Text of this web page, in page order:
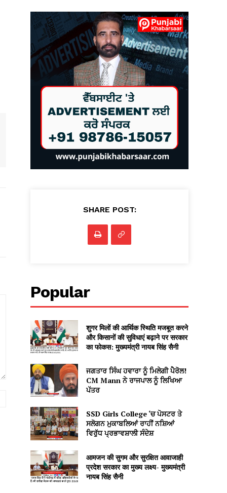
Website:
SHARE POST:
Popular
शुगर मिलों की आर्थिक स्थिति मजबूत करने
और किसानों की सुविधाएं बढ़ाने पर सरकार
का फोकस: मुख्यमंत्री नायब सिंह सैनी
ਜਗਤਾਰ ਸਿੰਘ ਹਵਾਰਾ ਨੂੰ ਮਿਲੇਗੀ ਪੈਰੋਲ!
CM Mann ਨੇ ਰਾਜਪਾਲ ਨੂੰ ਲਿਖਿਆ
ਪੱਤਰ
SSD Girls College ‘ਚ ਪੋਸਟਰ ਤੇ
ਸਲੋਗਨ ਮੁਕਾਬਲਿਆਂ ਰਾਹੀਂ ਨਸ਼ਿਆਂ
ਵਿਰੁੱਧ ਪ੍ਰਭਾਵਸ਼ਾਲੀ ਸੰਦੇਸ਼
आमजन की सुगम और सुरक्षित आवाजाही
प्रदेश सरकार का मुख्य लक्ष्य- मुख्यमंत्री
नायब सिंह सैनी